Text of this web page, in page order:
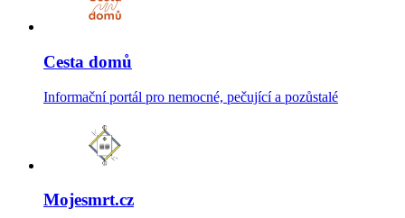
Cesta domů
Informační portál pro nemocné, pečující a pozůstalé
Mojesmrt.cz